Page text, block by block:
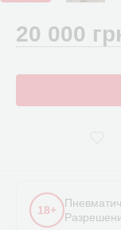
20 000
18+